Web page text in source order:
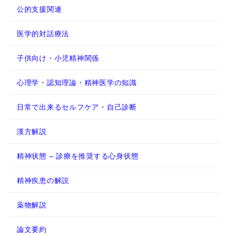
公的支援関連
医学的対話療法
子供向け・小児精神関係
心理学・認知理論・精神医学の知識
日常で出来るセルフケア・自己診断
漢方解説
精神状態 – 診療を推奨する心身状態
精神疾患の解説
薬物解説
論文要約